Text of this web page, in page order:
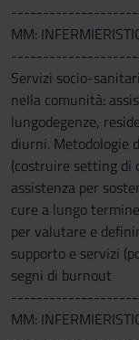
MM:
Servizi socio-
nella comunità:
lungodegenze,
diurni. Metodologie
(costruire setting di
assistenza per
cure a lungo
per valutare e
supporto e servizi
segni di burnout
MM: